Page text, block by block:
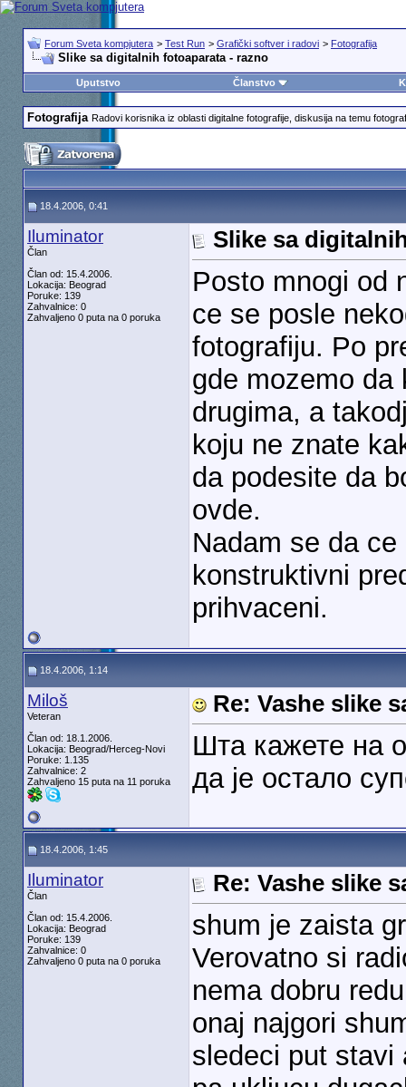
Forum Sveta kompjutera > Test Run > Grafički softver i radovi > Fotografija
Slike sa digitalnih fotoaparata - razno
Uputstvo Članstvo
Fotografija Radovi korisnika iz oblasti digitalne fotografije, diskusija na temu
18.4.2006, 0:41
Iluminator
Član
Član od: 15.4.2006.
Lokacija: Beograd
Poruke: 139
Zahvalnice: 0
Zahvaljeno 0 puta na 0 poruka
Slike sa
Posto mnogi od
ce se posle
fotografiju. Po
gde mozemo da
drugima, a
koju ne znate
da podesite da
ovde.
Nadam se da
konstruktivni
prihvaceni.
18.4.2006, 1:14
Miloš
Veteran
Član od: 18.1.2006.
Lokacija: Beograd/Herceg-Novi
Poruke: 1.135
Zahvalnice: 2
Zahvaljeno 15 puta na 11 poruka
Re: Vashe slike
Шта кажете на
да је остало
18.4.2006, 1:45
Iluminator
Član
Član od: 15.4.2006.
Lokacija: Beograd
Poruke: 139
Zahvalnice: 0
Zahvaljeno 0 puta na 0 poruka
Re: Vashe slike
shum je zaista
Verovatno si
nema dobru
onaj najgori
sledeci put stavi